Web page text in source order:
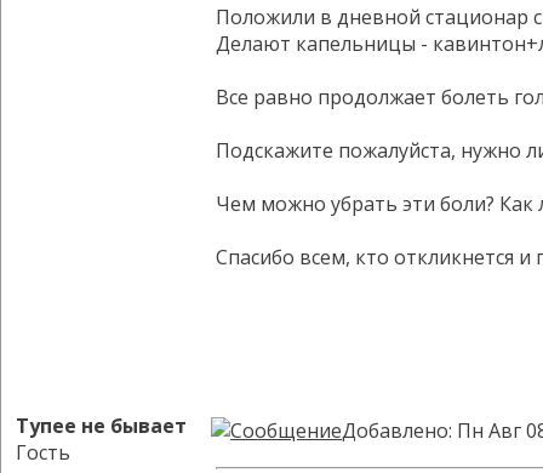
Положили в дневной стационар
Делают капельницы -
Все равно продолжает болеть
Подскажите пожалуйста, нужно
Чем можно убрать эти боли? Как
Спасибо всем, кто откликнется
Тупее не бывает
Гость
Добавлено: Пн Авг